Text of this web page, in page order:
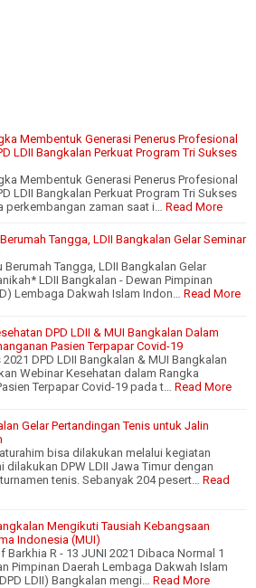
Membentuk Generasi Penerus Profesional
LDII Bangkalan Perkuat Program Tri Sukses
Membentuk Generasi Penerus Profesional
LDII Bangkalan Perkuat Program Tri Sukses
perkembangan zaman saat i…
Read More
Tangga, LDII Bangkalan Gelar Seminar
Berumah Tangga, LDII Bangkalan Gelar
LDII Bangkalan - Dewan Pimpinan
Lembaga Dakwah Islam Indon…
Read More
DPD LDII & MUI Bangkalan Dalam
Pasien Terpapar Covid-19
DPD LDII Bangkalan & MUI Bangkalan
Webinar Kesehatan dalam Rangka
Terpapar Covid-19 pada t…
Read More
Gelar Pertandingan Tenis untuk Jalin
bisa dilakukan melalui kegiatan
dilakukan DPW LDII Jawa Timur dengan
tenis. Sebanyak 204 pesert…
Read
Mengikuti Tausiah Kebangsaan
Indonesia (MUI)
Barkhia R - 13 JUNI 2021 Dibaca Normal 1
Pimpinan Daerah Lembaga Dakwah Islam
LDII) Bangkalan mengi…
Read More